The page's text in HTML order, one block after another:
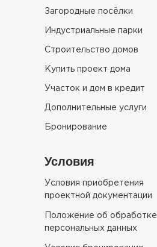
Загородные посёлки
Индустриальные парки
Строительство домов
Купить проект дома
Участок и дом в кредит
Дополнительные услуги
Бронирование
Условия
Условия приобретения
проектной документации
Положение об обработке
персональных данных